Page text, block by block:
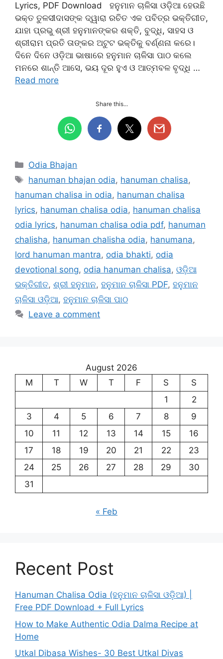
Lyrics, PDF Download ହନୁମାନ ଚାଳିସା ଓଡ଼ିଆ ହେଉଛି
ଭକ୍ତ ତୁଳସୀଦାସଙ୍କ ଦ୍ୱାରା ରଚିତ ଏକ ପବିତ୍ର ଭକ୍ତିଗୀତ,
ଯାହା ପ୍ରଭୁ ଶ୍ରୀ ହନୁମାନଙ୍କର ଶକ୍ତି, ବୁଦ୍ଧି, ସାହସ ଓ
ଶ୍ରୀରାମ ପ୍ରତି ତାଙ୍କର ଅଟୁଟ ଭକ୍ତିକୁ ବର୍ଣ୍ଣନା କରେ।
ଦିନେ ଦିନେ ଓଡ଼ିଆ ଭାଷାରେ ହନୁମାନ ଚାଳିସା ପାଠ କଲେ
ମନରେ ଶାନ୍ତି ଆସେ, ଭୟ ଦୂର ହୁଏ ଓ ଆତ୍ମବଳ ବୃଦ୍ଧି …
Read more
Share this...
Categories
Odia Bhajan
Tags
hanuman bhajan odia, hanuman chalisa,
hanuman chalisa in odia, hanuman chalisa
lyrics, hanuman chalisa odia, hanuman chalisa
odia lyrics, hanuman chalisa odia pdf, hanuman
chalisha, hanuman chalisha odia, hanumana,
lord hanuman mantra, odia bhakti, odia
devotional song, odia hanuman chalisa, ଓଡ଼ିଆ
ଭକ୍ତିଗୀତ, ଶ୍ରୀ ହନୁମାନ, ହନୁମାନ ଚାଳିସା PDF, ହନୁମାନ
ଚାଳିସା ଓଡ଼ିଆ, ହନୁମାନ ଚାଳିସା ପାଠ
Leave a comment
August 2026
M
T W T F S
S
1
2
3
4 5 6 7 8
9
10
11 12 13 14 15
16
17
18 19 20 21 22
23
24
25 26 27 28 29
30
31
« Feb
Recent Post
Hanuman Chalisa Odia (ହନୁମାନ ଚାଳିସା ଓଡ଼ିଆ) |
Free PDF Download + Full Lyrics
How to Make Authentic Odia Dalma Recipe at
Home
Utkal Dibasa Wishes- 30 Best Utkal Divas